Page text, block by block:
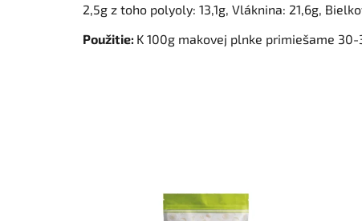
2,5g z toho polyoly: 13,1g, Vláknina: 21,6g,
Použitie: K 100g makovej plnke primiešame